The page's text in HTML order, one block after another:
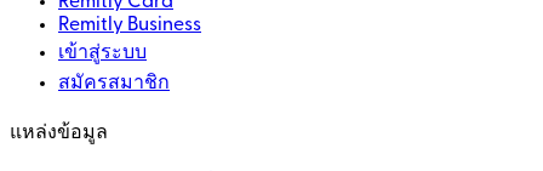
Remitly Business
เข้าสู่ระบบ
สมัครสมาชิก
แหล่งข้อมูล